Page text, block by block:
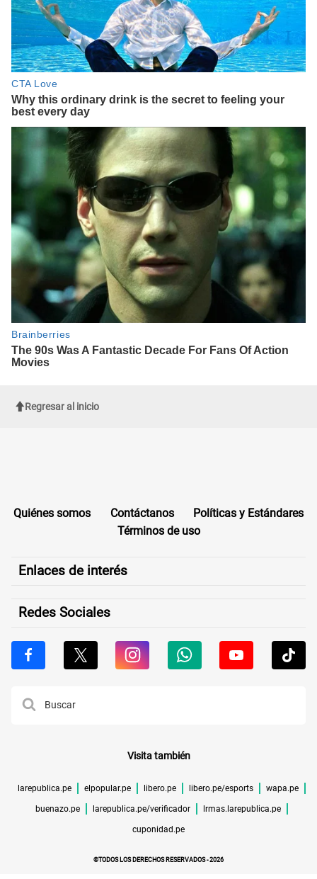
Regresar al inicio
Quiénes somos Contáctanos
Políticas y Estándares
Términos de uso
Enlaces de interés
Redes Sociales
Visita también
larepublica.pe elpopular.pe libero.pe libero.pe/esports wapa.pe
buenazo.pe larepublica.pe/verificador lrmas.larepublica.pe
cuponidad.pe
©TODOS LOS DERECHOS RESERVADOS -2026